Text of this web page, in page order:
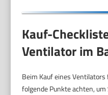
Kauf-
Ventilator im
Beim Kauf eines
folgende Punkte achten,